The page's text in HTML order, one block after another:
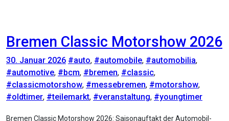
Bremen Classic Motorshow 2026
30. Januar 2026 #auto, #automobile, #automobilia,
#automotive, #bcm, #bremen, #classic,
#classicmotorshow, #messebremen, #motorshow,
#oldtimer, #teilemarkt, #veranstaltung, #youngtimer
Bremen Classic Motorshow 2026: Saisonauftakt der Automobil-